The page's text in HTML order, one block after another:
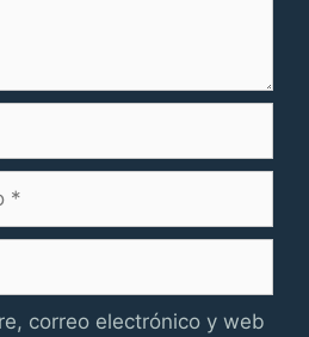
correo electrónico y web